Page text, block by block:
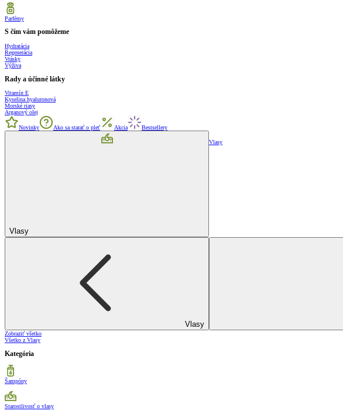
Parfémy
S čím vám pomôžeme
Hydratácia
Regenerácia
Vrásky
Výživa
Rady a účinné látky
Vitamín E
Kyselina hyaluronová
Morské riasy
Arganový olej
Novinky Ako sa starať o pleť Akcia Bestsellery
Vlasy
Vlasy
Vlasy
Zobraziť všetko
Všetko z Vlasy
Kategória
Šampóny
Starostlivosť o vlasy